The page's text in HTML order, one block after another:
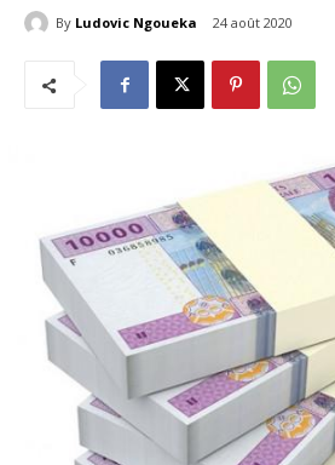
By Ludovic Ngoueka 24 août 2020